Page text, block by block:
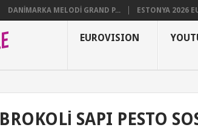
DANIMARKA MELODI GRAND P... ESTONYA 2026
EUROVISION
BROKOLI SAPI PESTO